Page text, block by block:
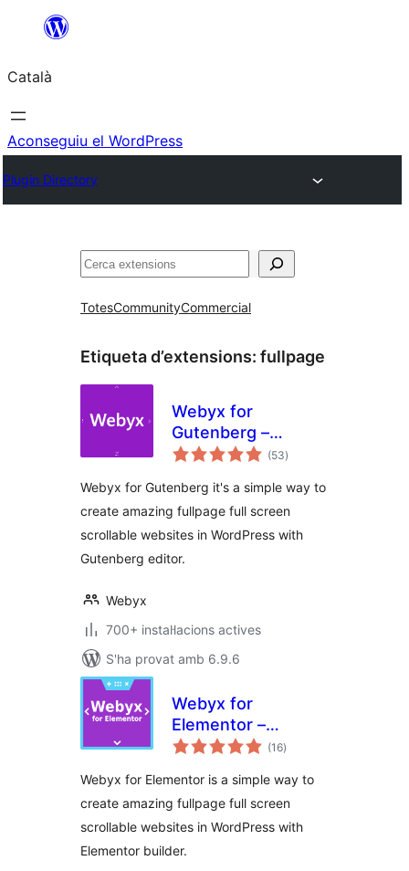
contingut
Català
Aconseguiu el WordPress
Plugin Directory
Cerca
TotesCommunityCommercial
Etiqueta d’extensions: fullpage
Webyx for
Gutenberg –
Fullpage Fullscreen
(53puntuacions
totals
)
Webyx for Gutenberg it's a simple way to
create amazing fullpage full screen
scrollable websites in WordPress with
Gutenberg editor.
Webyx
700+ instal·lacions actives
S'ha provat amb 6.9.6
Webyx for
Elementor –
Fullpage Fullscreen
(16puntuacions
totals
)
Webyx for Elementor is a simple way to
create amazing fullpage full screen
scrollable websites in WordPress with
Elementor builder.